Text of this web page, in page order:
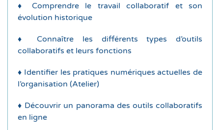
♦ Comprendre le travail collaboratif et son
évolution historique
♦ Connaître les différents types d’outils
collaboratifs et leurs fonctions
♦ Identifier les pratiques numériques actuelles de
l’organisation (Atelier)
♦ Découvrir un panorama des outils collaboratifs
en ligne
fonctions et enjeux de l’utilisation des outils
collaboratifs
♦ Atelier : quelles sont vos pratiques numériques
?
découverte des fonctionnalités des outils les plus
connus (Google, Microsoft, etc.) et des
alternatives proposées notamment par
Framasoft (« Dégooglisons internet »)